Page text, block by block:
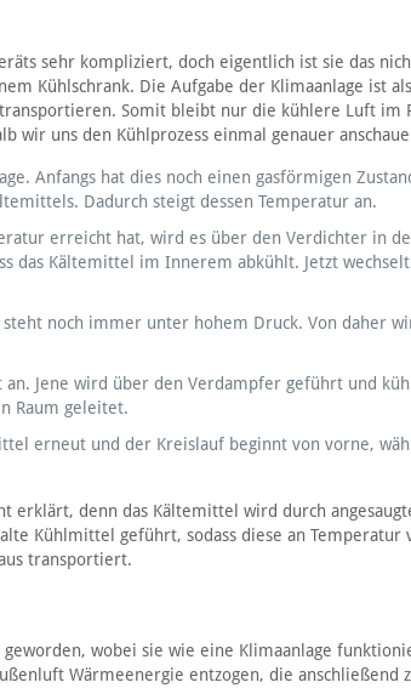
sehr kompliziert, doch eigentlich ist sie das
Kühlschrank. Die Aufgabe der Klimaanlage ist
Somit bleibt nur die kühlere Luft im
wir uns den Kühlprozess einmal genauer
Anfangs hat dies noch einen gasförmigen
Dadurch steigt dessen Temperatur an.
erreicht hat, wird es über den Verdichter in
das Kältemittel im Innerem abkühlt. Jetzt
noch immer unter hohem Druck. Von daher
Jene wird über den Verdampfer geführt und
Raum geleitet.
erneut und der Kreislauf beginnt von vorne,
erklärt, denn das Kältemittel wird durch
Kühlmittel geführt, sodass diese an
transportiert.
wobei sie wie eine Klimaanlage
Wärmeenergie entzogen, die anschließend